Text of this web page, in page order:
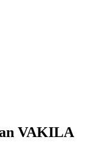
VAKILA